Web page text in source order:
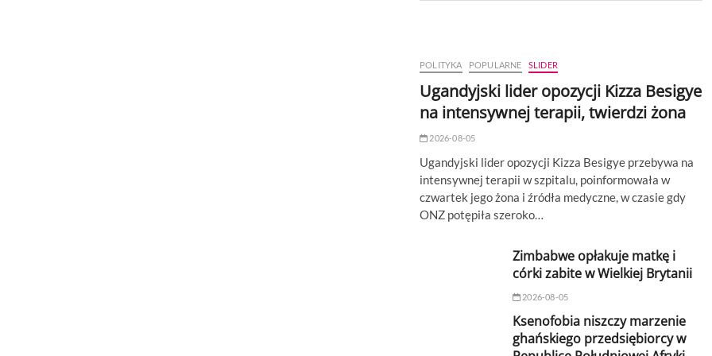
POLITYKA POPULARNE SLIDER
Ugandyjski lider opozycji Kizza Besigye
na intensywnej terapii, twierdzi żona
2026-08-05
Ugandyjski lider opozycji Kizza Besigye przebywa na
intensywnej terapii w szpitalu, poinformowała w
czwartek jego żona i źródła medyczne, w czasie gdy
ONZ potępiła szeroko…
Zimbabwe opłakuje matkę i
córki zabite w Wielkiej Brytanii
2026-08-05
Ksenofobia niszczy marzenie
ghańskiego przedsiębiorcy w